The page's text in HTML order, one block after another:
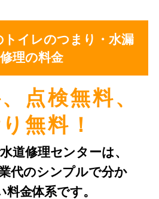
トイレのつまり・水漏
理の料金
点検無料、
無料！
道修理センターは、
代のシンプルで分か
料金体系です。